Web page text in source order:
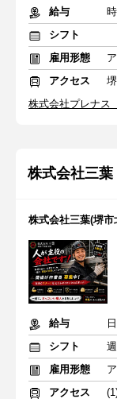
給与
シフト
雇用形態
アクセス
株式会社プレナス
株式会社三葉
株式会社三葉(堺市
給与
シフト
雇用形態
アクセス